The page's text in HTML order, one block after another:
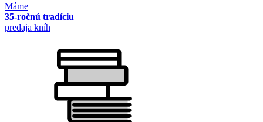
Máme
35-ročnú tradíciu
predaja kníh